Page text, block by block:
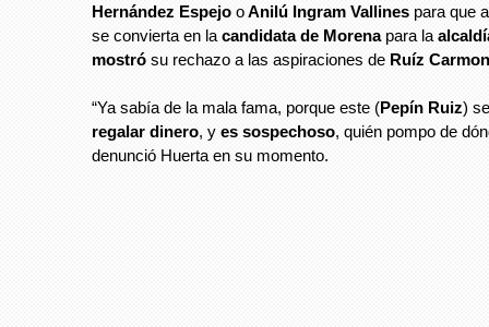
Hernández Espejo oAnilú Ingram Vallines para que
se convierta en la candidata de Morenapara la
mostró su rechazo a las aspiraciones de Ruíz
“Ya sabía de la mala fama, porque este (Pepín Ruiz)
regalar dinero, y es sospechoso, quién pompo de
denunció Huerta en su momento.